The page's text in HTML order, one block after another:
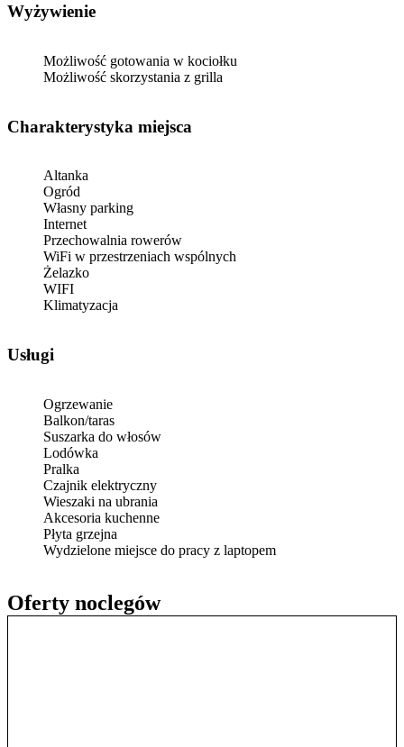
Oferty noclegów
Wyżywienie
Możliwość gotowania w kociołku
Możliwość skorzystania z grilla
Charakterystyka miejsca
Altanka
Ogród
Własny parking
Internet
Przechowalnia rowerów
WiFi w przestrzeniach wspólnych
Żelazko
WIFI
Klimatyzacja
Usługi
Ogrzewanie
Balkon/taras
Suszarka do włosów
Lodówka
Pralka
Czajnik elektryczny
Wieszaki na ubrania
Akcesoria kuchenne
Płyta grzejna
Wydzielone miejsce do pracy z laptopem